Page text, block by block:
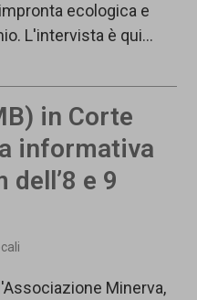
ecologica e
L'intervista è qui…
in Corte
informativa
e 9
Minerva,